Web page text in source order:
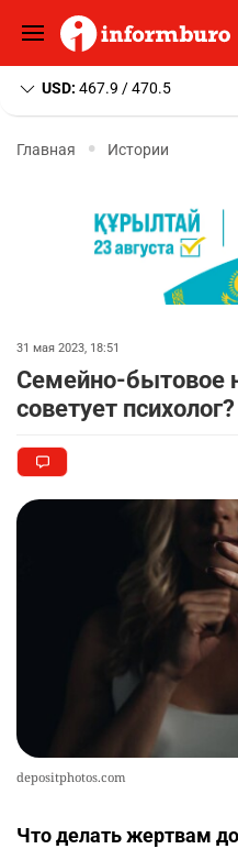
USD: 467.9 / 470.5
Главная Истории
31 мая 2023, 18:51
Семейно-бытовое
советует психолог?
depositphotos.com
Что делать жертвам